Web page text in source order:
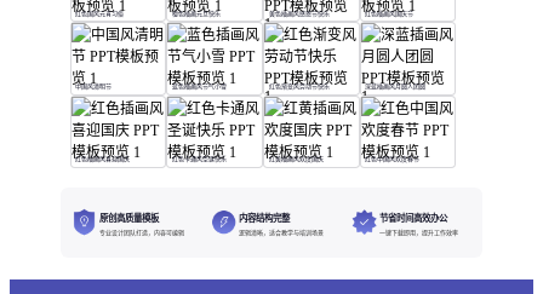
红色国风元宵习俗 橙色插画元旦快乐 黄色插画风感恩节快乐 红色插画风国庆节
中国风清明节 蓝色插画风节气小雪 红色渐变风劳动节快乐 深蓝插画风月圆人团圆
红色插画风喜迎国庆 红色卡通风圣诞快乐 红黄插画风欢度国庆 红色中国风欢度春节
原创高质量模板
专业设计团队打造，内容可编辑
内容结构完整
逻辑清晰，适合教学与培训场景
节省时间高效办公
一键下载即用，提升工作效率